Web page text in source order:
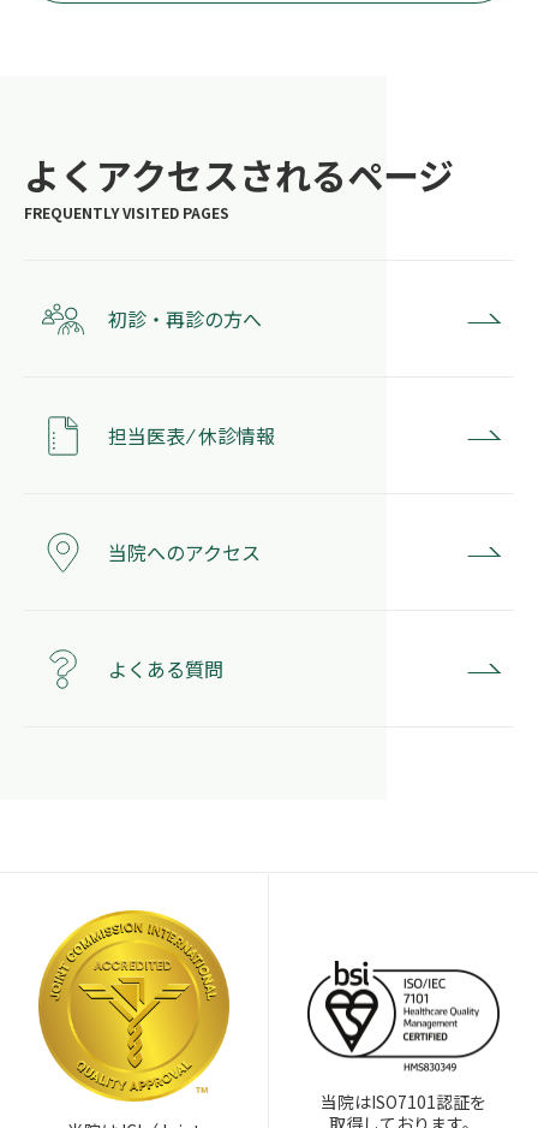
よくアクセスされるページ
初診・再診の方へ
担当医表 ⁄ 休診情報
当院へのアクセス
よくある質問
当院はISO7101認証を